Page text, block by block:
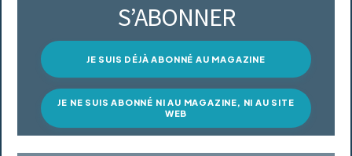
S’ABONNER
JE SUIS DÉJÀ ABONNÉ AU MAGAZINE
JE NE SUIS ABONNÉ NI AU MAGAZINE, NI AU SITE
WEB